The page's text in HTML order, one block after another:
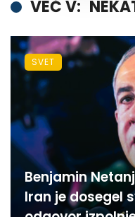
VEČ V:
Benjamin
Iran je dosegel
SVET